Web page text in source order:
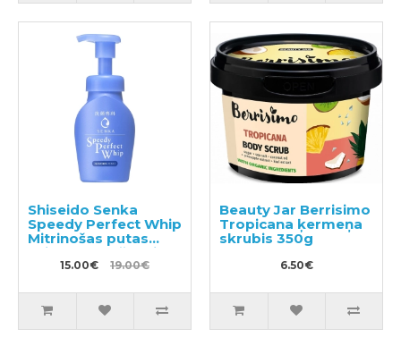
Shiseido Senka
Speedy Perfect Whip
Mitrinošas putas
sejas mazgāšanai ar
hialuronskābi 150ml
15.00€ 19.00€
Beauty Jar Berrisimo
Tropicana ķermeņa
skrubis 350g
6.50€